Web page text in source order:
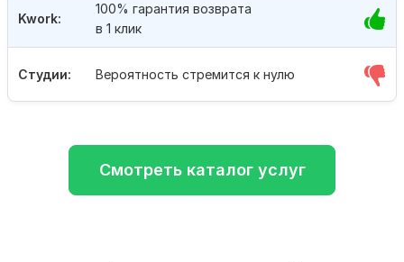
Студии: Вероятность стремится к нулю
Kwork:
100% гарантия возврата
в 1 клик
Смотреть каталог услуг